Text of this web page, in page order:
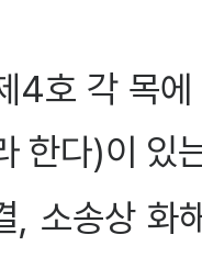
4호 각 목
한다)이 있
, 소송상 화